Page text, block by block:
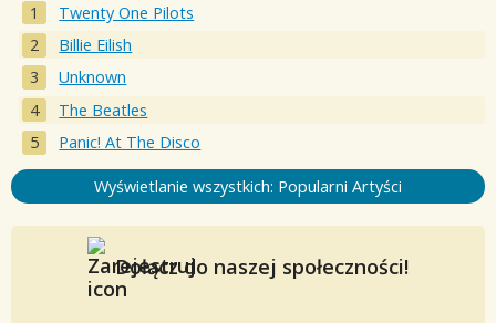
Twenty One Pilots
Billie Eilish
Unknown
The Beatles
Panic! At The Disco
Wyświetlanie wszystkich: Popularni Artyści
Dołącz do naszej społeczności!